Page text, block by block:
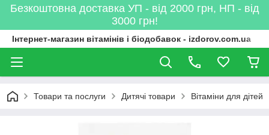
Безкоштовна доставка УП - від 2000 грн, НП - від
3000 грн!
Інтернет-магазин вітамінів і біодобавок - izdorov.com.ua
Товари та послуги Дитячі товари Вітаміни для дітей